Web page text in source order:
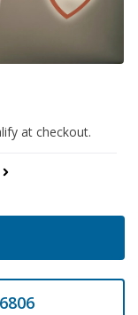
at checkout.